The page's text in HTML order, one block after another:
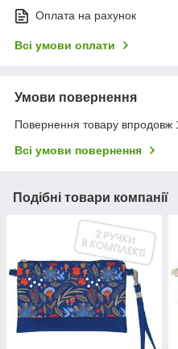
Оплата на рахунок
Всі умови оплати
Умови повернення
Повернення товару впродовж
Всі умови повернення
Подібні товари компанії